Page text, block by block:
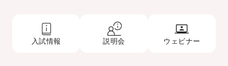
入試情報 説明会 ウェビナー